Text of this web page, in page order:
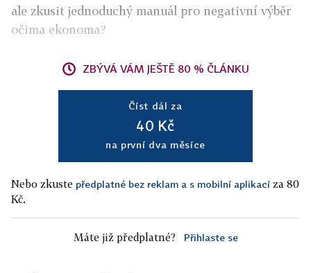
ale zkusit jednoduchý manuál pro negativní výběr
očima ekonoma?
ZBÝVÁ VÁM JEŠTĚ 80 % ČLÁNKU
Číst dál za
40 Kč
na první dva měsíce
Nebo zkuste předplatné bez reklam a s mobilní aplikací za 80
Kč.
Máte již předplatné? Přihlaste se